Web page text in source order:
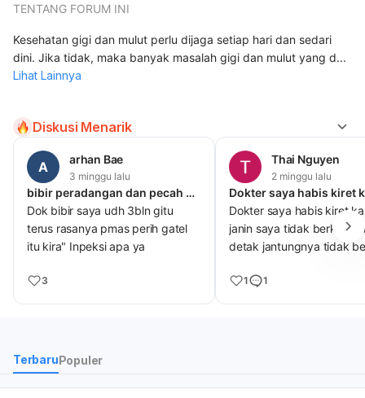
Diskusi Menarik
A arhan Bae
3 minggu lalu
bibir peradangan dan pecah pecah terus kering
Dok bibir saya udh 3bln gitu
terus rasanya pmas perih gatel
itu kira" Inpeksi apa ya
3
Thai Nguyen
2 minggu lalu
Dokter saya habis kiret
janin saya tidak
detak jantungnya tidak
1 1
TerbaruPopuler
TENTANG FORUM INI
Kesehatan gigi dan mulut perlu dijaga setiap hari dan sedari
dini. Jika tidak, maka banyak masalah gigi dan mulut yang d...
Lihat Lainnya